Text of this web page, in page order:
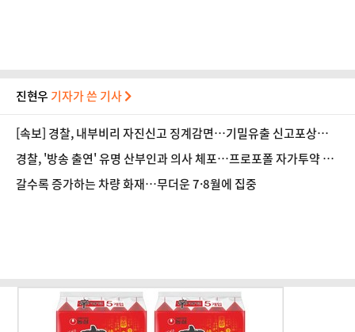
진현우 기자가 쓴 기사
[속보] 경찰, 내부비리 자진신고 징계감면…기밀유출 신고포상금
확대
경찰, '방송 출연' 유명 산부인과 의사 체포…프로포폴 자가투약 혐
의
갈수록 증가하는 차량 화재…무더운 7·8월에 집중